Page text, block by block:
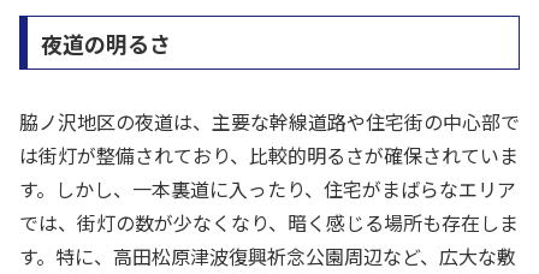
夜道の明るさ
脇ノ沢地区の夜道は、主要な幹線道路や住宅街の中心部で
は街灯が整備されており、比較的明るさが確保されていま
す。しかし、一本裏道に入ったり、住宅がまばらなエリア
では、街灯の数が少なくなり、暗く感じる場所も存在しま
す。特に、高田松原津波復興祈念公園周辺など、広大な敷